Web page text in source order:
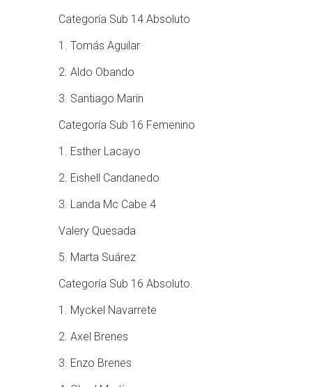
Categoría Sub 14 Absoluto
1. Tomás Aguilar
2. Aldo Obando
3. Santiago Marín
Categoría Sub 16 Femenino
1. Esther Lacayo
2. Eishell Candanedo
3. Landa Mc Cabe 4
Valery Quesada
5. Marta Suárez
Categoría Sub 16 Absoluto.
1. Myckel Navarrete
2. Axel Brenes
3. Enzo Brenes